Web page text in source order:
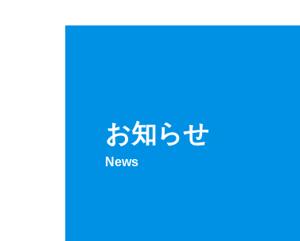
お知らせ
News